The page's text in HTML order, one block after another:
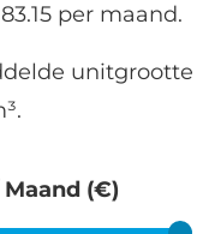
per maand.
unitgrootte
(€)